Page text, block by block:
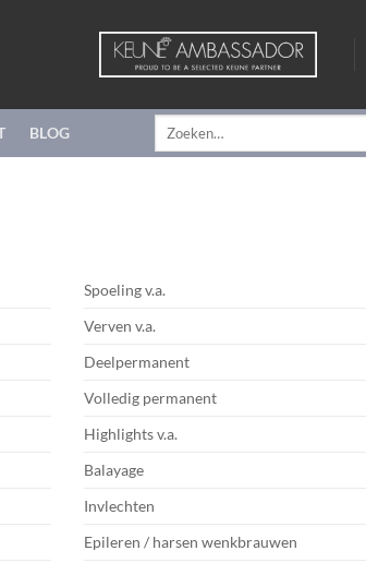
BLOG
Zoeken
Spoeling v.a.
Verven v.a.
Deelpermanent
Volledig permanent
Highlights v.a.
Balayage
Invlechten
Epileren / harsen wenkbrauwen